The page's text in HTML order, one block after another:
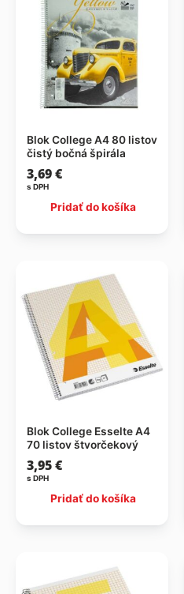
Blok College A4 80 listov
čistý bočná špirála
3,69€
s DPH
Pridať do košíka
Blok College Esselte A4
70 listov štvorčekový
3,95€
s DPH
Pridať do košíka